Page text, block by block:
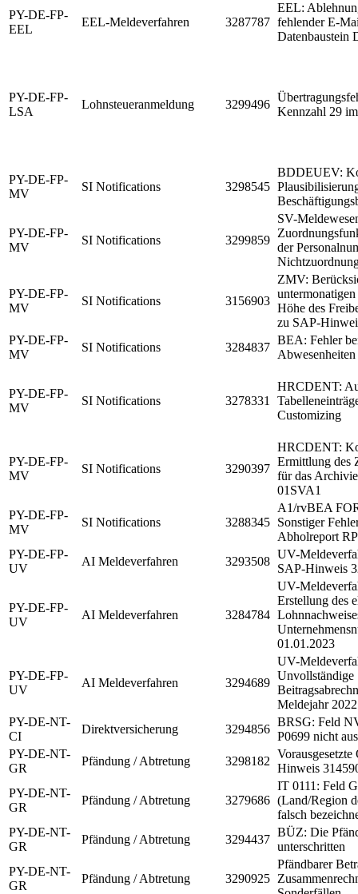
PY-DE-FP-
EEL
EEL-Meldeverfahren 3287787
EEL:
fehlender E-
Datenbaustein
PY-DE-FP-
LSA
Lohnsteueranmeldung 3299496
Kennzahl 29
PY-DE-FP-
MV
SI Notifications 3298545
BDDEUEV:
PY-DE-FP-
MV
SI Notifications 3299859
SV-
der
PY-DE-FP-
MV
SI Notifications 3156903
ZMV:
Höhe des
zu SAP-
PY-DE-FP-
MV
SI Notifications 3284837
BEA: Fehler
Abwesenheiten
PY-DE-FP-
MV
SI Notifications 3278331
HRCDENT:
Customizing
PY-DE-FP-
MV
SI Notifications 3290397
HRCDENT:
Ermittlung des
für das
01SVA1
PY-DE-FP-
MV
SI Notifications 3288345
A1/rvBEA
Sonstiger
Abholreport
PY-DE-FP-
UV
AI Meldeverfahren 3293508
UV-
SAP-Hinweis
PY-DE-FP-
UV
AI Meldeverfahren 3284784
UV-
Erstellung des
01.01.2023
PY-DE-FP-
UV
AI Meldeverfahren 3294689
UV-
Unvollständige
Meldejahr 2022
PY-DE-NT-
CI
Direktversicherung 3294856
BRSG: Feld
P0699 nicht
PY-DE-NT-
GR
Pfändung / Abtretung 3298182
Hinweis
PY-DE-NT-
GR
Pfändung / Abtretung 3279686
IT 0111: Feld
(Land/Region
falsch
PY-DE-NT-
GR
Pfändung / Abtretung 3294437
BÜZ: Die
unterschritten
PY-DE-NT-
GR
Pfändung / Abtretung 3290925
Pfändbarer